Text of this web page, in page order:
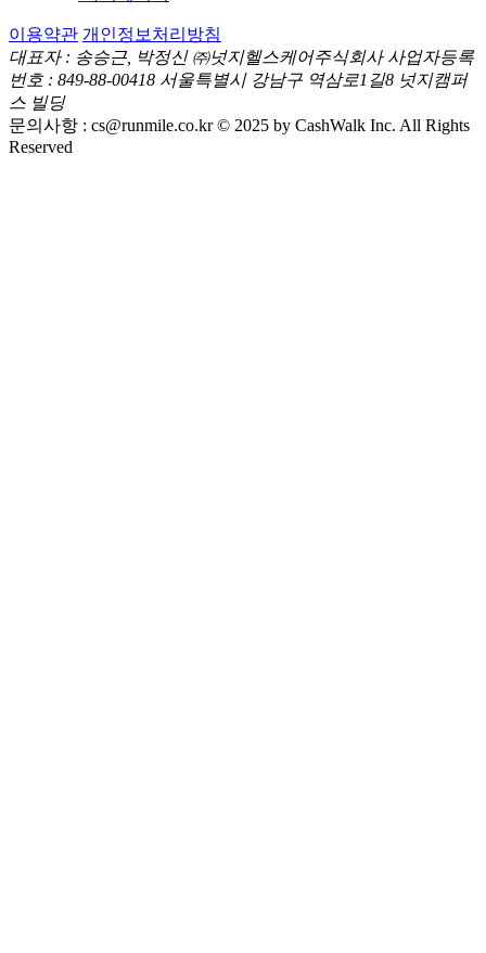
이용약관 개인정보처리방침
대표자 : 송승근, 박정신 ㈜넛지헬스케어주식회사 사업자등록
번호 : 849-88-00418 서울특별시 강남구 역삼로1길8 넛지캠퍼
스 빌딩
문의사항 : cs@runmile.co.kr © 2025 by CashWalk Inc. All Rights
Reserved